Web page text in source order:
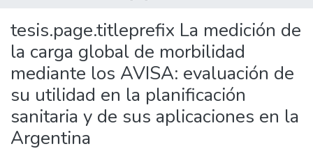
tesis.page.titleprefix La medición de
la carga global de morbilidad
mediante los AVISA: evaluación de
su utilidad en la planificación
sanitaria y de sus aplicaciones en la
Argentina